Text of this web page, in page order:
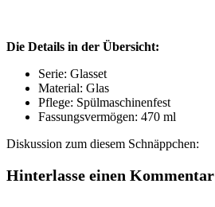
Die Details in der Übersicht:
Serie: Glasset
Material: Glas
Pflege: Spülmaschinenfest
Fassungsvermögen: 470 ml
Diskussion zum diesem Schnäppchen:
Hinterlasse einen Kommentar